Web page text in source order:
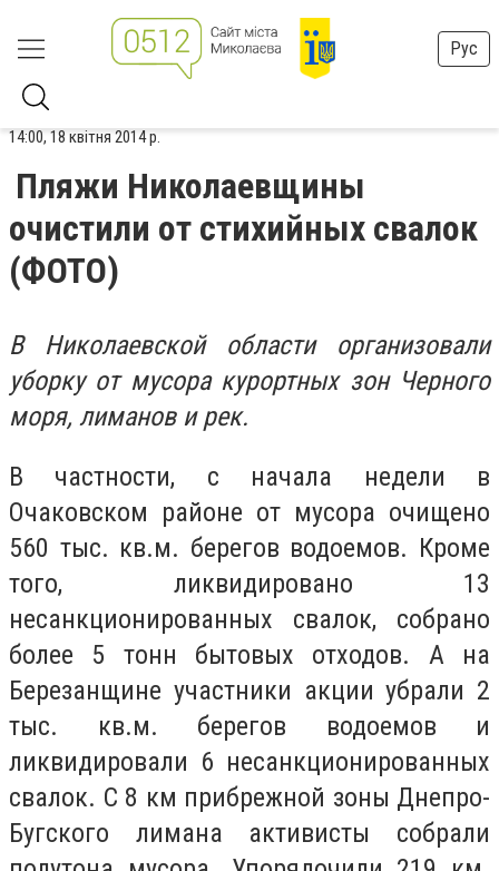
Рус
14:00, 18 квітня 2014 р.
Пляжи Николаевщины
очистили от стихийных свалок
(ФОТО)
В Николаевской области организовали
уборку от мусора курортных зон Черного
моря, лиманов и рек.
В частности, с начала недели в
Очаковском районе от мусора очищено
560 тыс. кв.м. берегов водоемов. Кроме
того, ликвидировано 13
несанкционированных свалок, собрано
более 5 тонн бытовых отходов. А на
Березанщине участники акции убрали 2
тыс. кв.м. берегов водоемов и
ликвидировали 6 несанкционированных
свалок. С 8 км прибрежной зоны Днепро-
Бугского лимана активисты собрали